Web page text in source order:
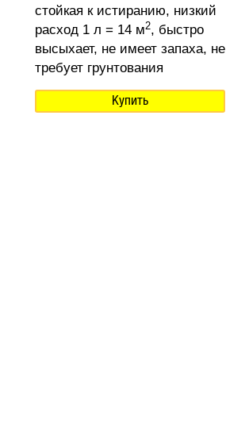
стойкая к истиранию, низкий
расход 1 л = 14 м2, быстро
высыхает, не имеет запаха, не
требует грунтования
Купить